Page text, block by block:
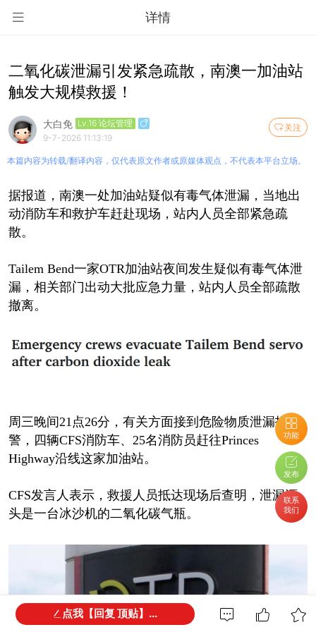
详情
功能
发布
联系
我们
二氧化碳泄漏引发紧急疏散，南澳一加油站
触发大规模救援！
关注
大白免 Lv.16 论坛管理
9-7-2026 11:13:19
本篇内容为转载/翻译内容，仅代表原文作者或原媒体观点，不代表本平台立场。
据报道，南澳一处加油站疑似有毒气体泄漏，当地出
动消防车和救护车赶赴现场，站内人员全部紧急疏
散。
Tailem Bend一家OTR加油站夜间发生疑似有毒气体泄
漏，相关部门出动大批应急力量，站内人员全部疏散
撤离。
周三晚间21点26分，有关方面接到危险物质泄漏报
警，四辆CFS消防车、25名消防员赶往Princes
Highway沿线这家加油站。
CFS发言人表示，救援人员抵达现场后查明，泄漏源
头是一台冰沙机的二氧化碳气瓶。
点我【回复 顶贴】...